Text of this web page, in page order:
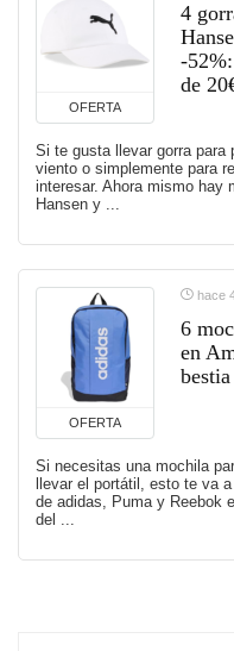
OFERTA
4
-
de
Si te gusta llevar gorra para
viento o simplemente para
interesar. Ahora mismo hay
Hansen y ...
OFERTA
hace
6
en
Si necesitas una mochila
llevar el portátil, esto te va
de adidas, Puma y Reebok
del ...